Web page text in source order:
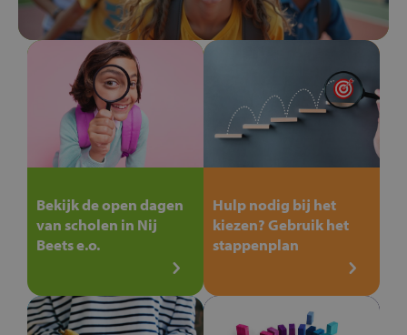
Bekijk de open dagen
van scholen in Nij
Beets e.o.
Hulp nodig bij het
kiezen? Gebruik het
stappenplan